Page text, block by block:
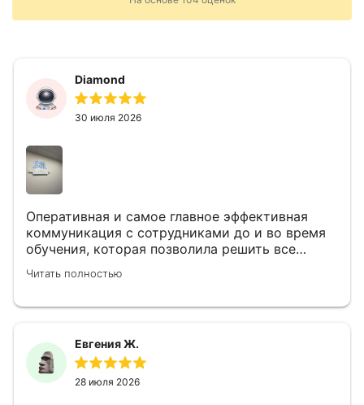
Diamond
30 июля 2026
Оперативная и самое главное эффективная
коммуникация с сотрудниками до и во время
обучения, которая позволила решить все
сгруппировано все по темам, много полезной
презентация. Шикарный педагог с глубокими
Читать полностью
Евгения Ж.
28 июля 2026